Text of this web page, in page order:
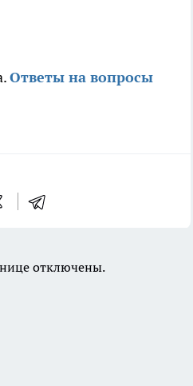
Ответы на вопросы
отключены.